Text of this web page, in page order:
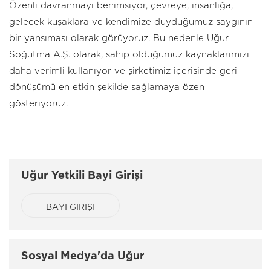
Özenli davranmayı benimsiyor, çevreye, insanlığa,
gelecek kuşaklara ve kendimize duyduğumuz saygının
bir yansıması olarak görüyoruz. Bu nedenle Uğur
Soğutma A.Ş. olarak, sahip olduğumuz kaynaklarımızı
daha verimli kullanıyor ve şirketimiz içerisinde geri
dönüşümü en etkin şekilde sağlamaya özen
gösteriyoruz.
Uğur Yetkili Bayi Girişi
BAYİ GİRİŞİ
Sosyal Medya'da Uğur